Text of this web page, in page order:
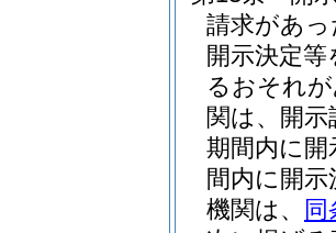
請求があ
開示決定
るおそれ
関は、開
期間内に
間内に開
機関は、
同